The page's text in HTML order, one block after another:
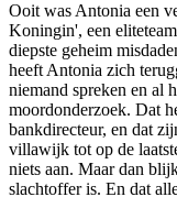
Ooit was Antonia een
Koningin', een
diepste geheim
heeft Antonia zich
niemand spreken en al
moordonderzoek. Dat
bankdirecteur, en dat
villawijk tot op de
niets aan. Maar dan
slachtoffer is. En dat